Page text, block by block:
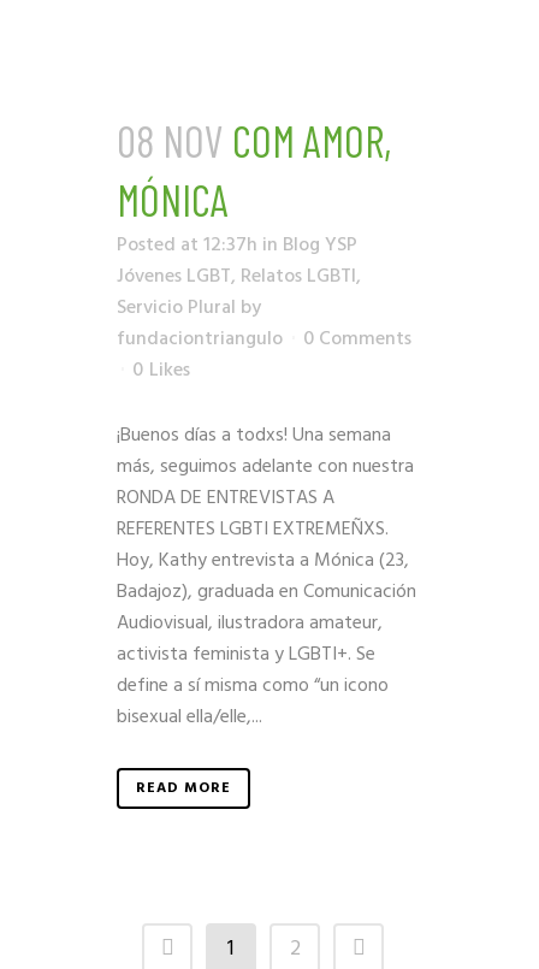
08 NOV COM AMOR,
MÓNICA
Posted at 12:37h in Blog YSP
Jóvenes LGBT, Relatos LGBTI,
Servicio Plural by
fundaciontriangulo
0 Comments
0 Likes
¡Buenos días a todxs! Una semana
más, seguimos adelante con nuestra
RONDA DE ENTREVISTAS A
REFERENTES LGBTI EXTREMEÑXS.
Hoy, Kathy entrevista a Mónica (23,
Badajoz), graduada en Comunicación
Audiovisual, ilustradora amateur,
activista feminista y LGBTI+. Se
define a sí misma como “un icono
bisexual ella/elle,...
READ MORE
1 2